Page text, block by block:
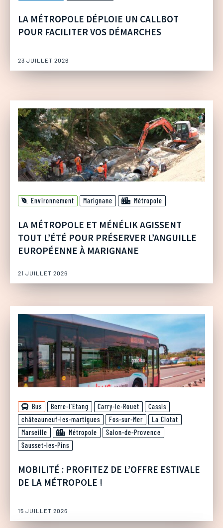
LA MÉTROPOLE DÉPLOIE UN CALLBOT
POUR FACILITER VOS DÉMARCHES
23 JUILLET 2026
Environnement Marignane Métropole
LA MÉTROPOLE ET MÉNÉLIK AGISSENT
TOUT L’ÉTÉ POUR PRÉSERVER L’ANGUILLE
EUROPÉENNE À MARIGNANE
21 JUILLET 2026
Bus Berre-l'Etang Carry-le-Rouet
Cassis
châteauneuf-les-martigues
Fos-sur-Mer
La Ciotat
Marseille
Métropole
Salon-de-Provence
Sausset-les-Pins
MOBILITÉ : PROFITEZ DE L’OFFRE ESTIVALE
DE LA MÉTROPOLE !
15 JUILLET 2026